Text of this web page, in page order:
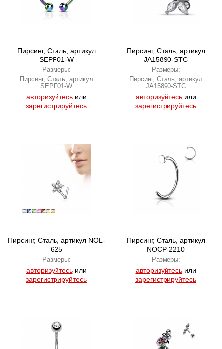
Пирсинг, Сталь, артикул
SEPF01-W
Размеры:
Пирсинг, Сталь, артикул
SEPF01-W
авторизуйтесьили
зарегистрируйтесь
Пирсинг, Сталь, артикул
JA15890-STC
Размеры:
Пирсинг, Сталь, артикул
JA15890-STC
авторизуйтесьили
зарегистрируйтесь
Пирсинг, Сталь, артикул NOL-
625
Размеры:
авторизуйтесьили
зарегистрируйтесь
Пирсинг, Сталь, артикул
NOCP-2210
Размеры:
авторизуйтесьили
зарегистрируйтесь